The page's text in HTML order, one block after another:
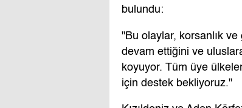
bulundu:
"Bu olaylar, korsanlık ve
devam ettiğini ve
koyuyor. Tüm üye
için destek bekliyoruz."